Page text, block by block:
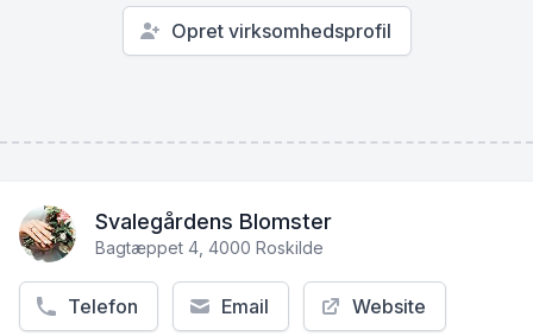
Opret virksomhedsprofil
Svalegårdens Blomster
Bagtæppet 4, 4000 Roskilde
Telefon Email Website